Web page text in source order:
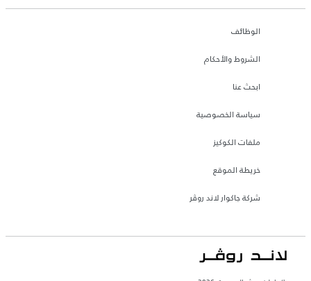
الوظائف
الشروط والأحكام
ابحث عنا
سياسة الخصوصية
ملفات الكوكيز
خريطة الموقع
شركة جاكوار لاند روڤر